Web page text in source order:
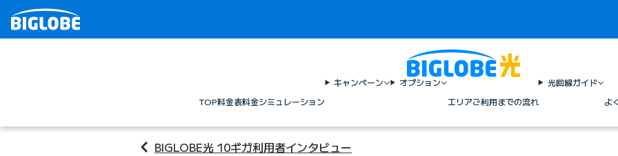
TOP料金表料金シミュレーション
キャンペーン
オプション
エリアご利用までの流れ
光回線ガイド
よ
BIGLOBE光 10ギガ利用者インタビュー